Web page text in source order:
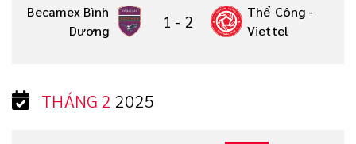
Becamex Bình
Dương
1 - 2
Thể Công -
Viettel
THÁNG 2 2025